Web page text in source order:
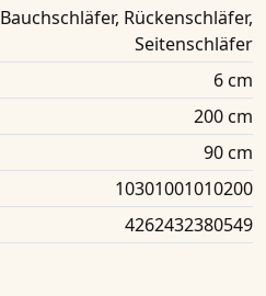
Bauchschläfer, Rückenschläfer,
Seitenschläfer
6 cm
200 cm
90 cm
10301001010200
4262432380549